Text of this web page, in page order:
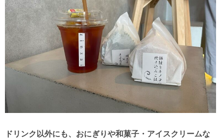
ドリンク以外にも、おにぎりや和菓子・アイスクリームな